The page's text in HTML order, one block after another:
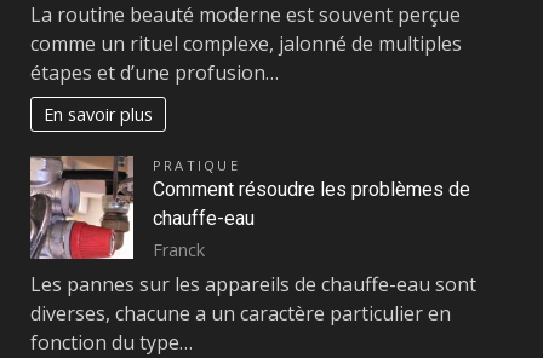
La routine beauté moderne est souvent perçue
comme un rituel complexe, jalonné de multiples
étapes et d’une profusion…
En savoir plus
PRATIQUE
Comment résoudre les problèmes de
chauffe-eau
Franck
Les pannes sur les appareils de chauffe-eau sont
diverses, chacune a un caractère particulier en
fonction du type…